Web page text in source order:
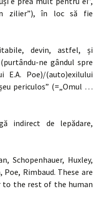
zilier”), în loc să fie
devin, astfel, și
ne gândul spre
E.A. Poe)/(auto)exilului
periculos” (=„Omul …
indirect de lepădare,
Schopenhauer, Huxley,
Rimbaud. These are
to the rest of the human